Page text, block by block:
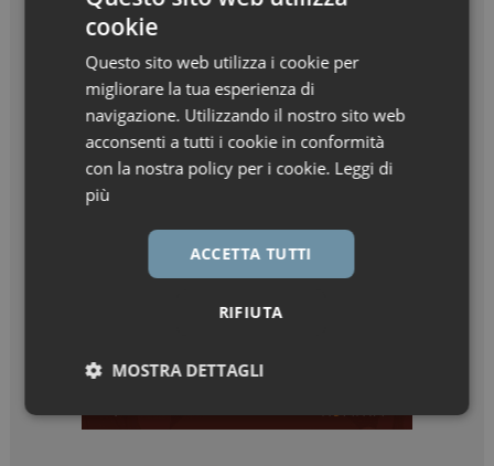
cookie
Questo sito web utilizza i cookie per
migliorare la tua esperienza di
navigazione. Utilizzando il nostro sito web
acconsenti a tutti i cookie in conformità
con la nostra policy per i cookie. Leggi di
più
ACCETTA TUTTI
RIFIUTA
MOSTRA DETTAGLI
Necessari Marketing